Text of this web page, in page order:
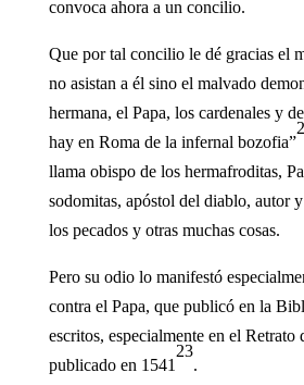
convoca ahora a un concilio.
Que por tal concilio le dé gracias el
no asistan a él sino el malvado
hermana, el Papa, los cardenales y
hay en Roma de la infernal bozofia”
llama obispo de los hermafroditas,
sodomitas, apóstol del diablo, autor
los pecados y otras muchas cosas.
Pero su odio lo manifestó
contra el Papa, que publicó en la
escritos, especialmente en el Retrato
publicado en 1541
23
.